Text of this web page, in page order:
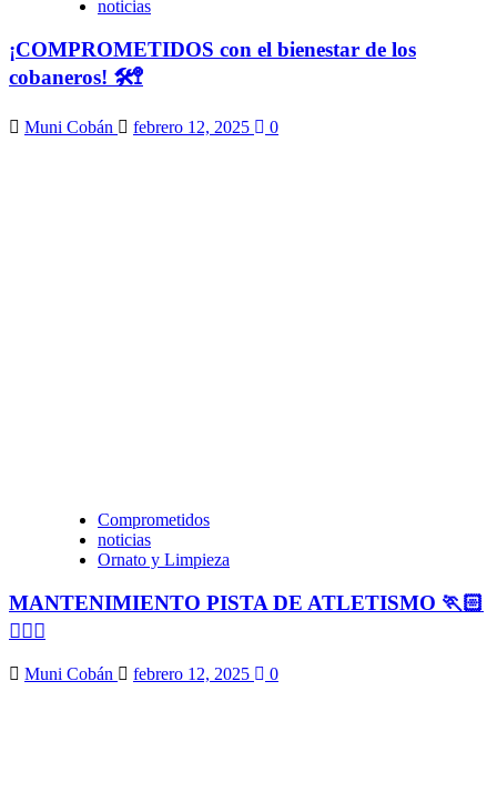
noticias
¡COMPROMETIDOS con el bienestar de los
cobaneros! 🛠️🚏
Muni Cobán febrero 12, 2025 0
Comprometidos
noticias
Ornato y Limpieza
MANTENIMIENTO PISTA DE ATLETISMO 🏃🏻
🏃🏻‍♀️
Muni Cobán febrero 12, 2025 0